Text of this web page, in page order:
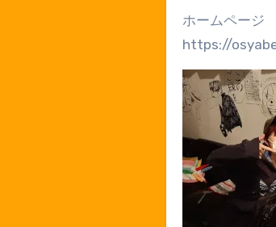
ホームページ
https://